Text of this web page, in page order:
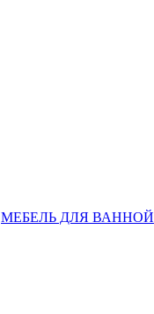
МЕБЕЛЬ ДЛЯ ВАННОЙ